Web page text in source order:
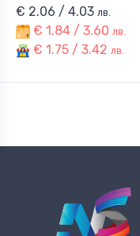
€ 2.06 / 4.03 лв.
€ 1.84 / 3.60 лв.
€ 1.75 / 3.42 лв.